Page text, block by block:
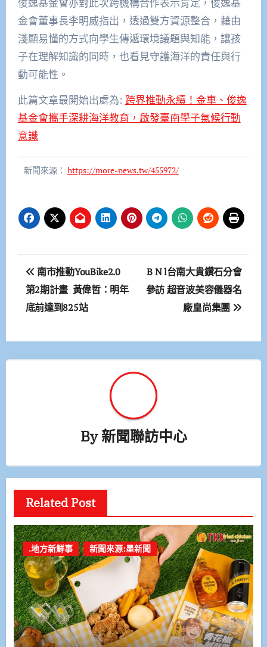
金會董事長李明威指出，透過雙方資源整合，藉由
淺顯易懂的方式向學生傳遞環境議題與知能，讓孩
子在理解知識的同時，也看見守護海洋的責任與行
動可能性。
此篇文章最開始出處為: 跨界推動永續！金車、俊逸
基金會攜手深耕海洋教育，啟發臺南學子氣候行動
意識
新聞來源： https://more-news.tw/455972/
文
章
導
覽
南市推動YouBike2.0
第2期計畫 黃偉哲：明年
底前達到825站
B N l台南大貴鑽石分會
參訪 超音波美容儀器名
廠皇尚集團
By新聞聯訪中心
Related Post
.地方新鮮事 新聞來源:墨新聞